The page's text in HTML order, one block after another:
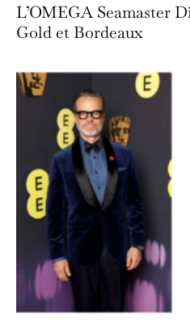
L’OMEGA Seamaster
Gold et Bordeaux